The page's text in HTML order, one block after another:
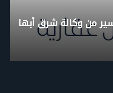
من وكالة شرق أبها